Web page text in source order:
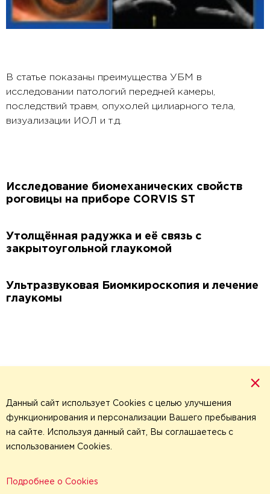
В статье показаны преимущества УБМ в
исследовании патологий передней камеры,
последствий травм, опухолей цилиарного тела,
визуализации ИОЛ и т.д.
Исследование биомеханических свойств
роговицы на приборе CORVIS ST
Утолщённая радужка и её связь с
закрытоугольной глаукомой
Ультразвуковая Биомкироскопия и лечение
глаукомы
×
Данный сайт использует Cookies с целью улучшения
функционирования и персонализации Вашего пребывания
на сайте. Используя данный сайт, Вы соглашаетесь с
использованием Cookies.
Подробнее о Cookies